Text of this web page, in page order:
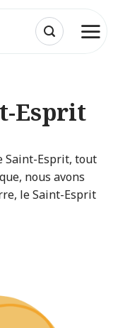
Esprit
Saint-Esprit, tout
nous avons
le Saint-Esprit